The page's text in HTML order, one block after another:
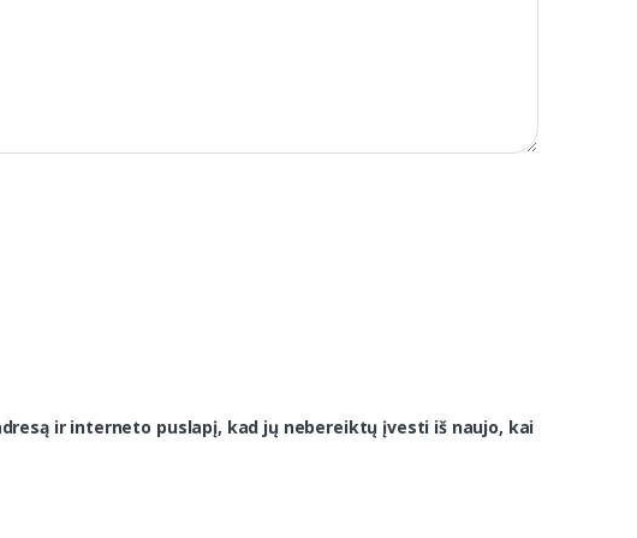
ir interneto puslapį, kad jų nebereiktų įvesti iš naujo, kai